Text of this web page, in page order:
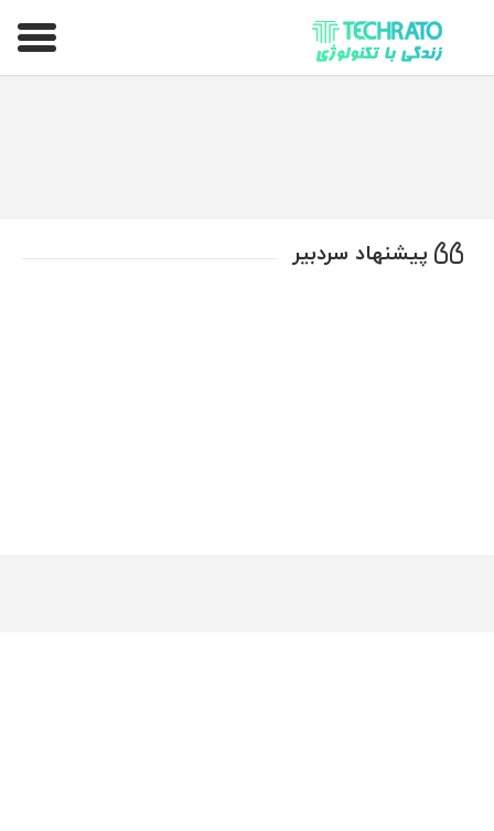
تکراتو – زندگی با تکنولوژی
پیشنهاد سردبیر